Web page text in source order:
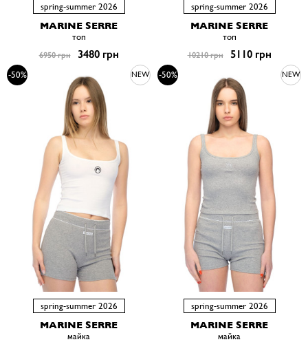
spring-summer 2026
MARINE SERRE
топ
6950 грн 3480 грн
spring-summer 2026
MARINE SERRE
топ
10210 грн 5110 грн
-50% NEW
spring-summer 2026
MARINE SERRE
майка
-50% NEW
spring-summer 2026
MARINE SERRE
майка